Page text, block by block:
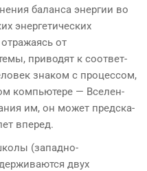
ба­ланса энергии во
энергетических
от
приводят к соответ­
знаком с процессом,
компьютере — Вселен­
им, он может предска­
вперед.
(западно-
двух